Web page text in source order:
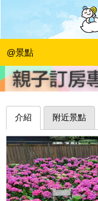
@景點
山嵐輕煙為
台北花谷海芋
❤靜怡&大顆呆の親子.
介紹 附近景點